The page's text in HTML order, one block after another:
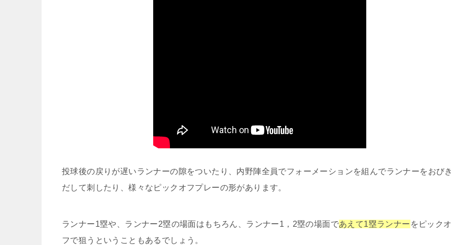
投球後の戻りが遅いランナーの隙をついたり、内野陣全員でフォーメーションを組んでランナーをおびき
だして刺したり、様々なピックオフプレーの形があります。
ランナー1塁や、ランナー2塁の場面はもちろん、ランナー1，2塁の場面であえて1塁ランナー をピックオ
フで狙うということもあるでしょう。